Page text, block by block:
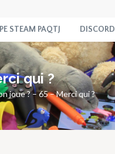
STEAM PAQTJ DISCORD
qui ?
joue ? – 65 – Merci qui ?